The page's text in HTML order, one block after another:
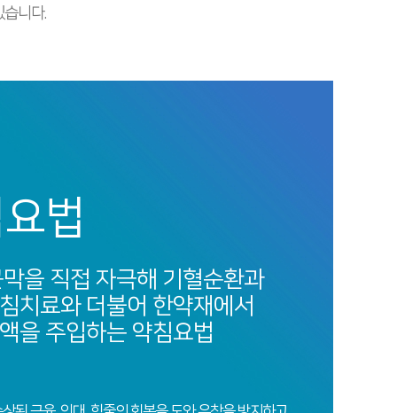
니다.
법
을 직접 자극해 기혈순환과
치료와 더불어 한약재에서
을 주입하는 약침요법